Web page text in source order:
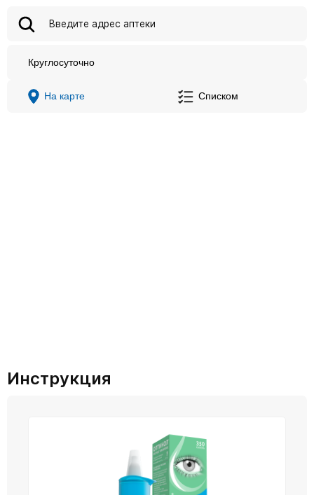
Круглосуточно
На карте Списком
Инструкция